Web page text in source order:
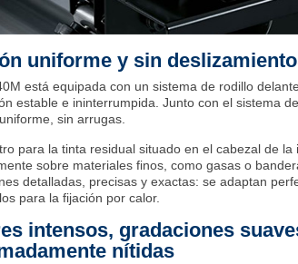
uniforme y sin
está equipada con un sistema de rodillo
estable e ininterrumpida. Junto con el sistema
sin arrugas.
para la tinta residual situado en el cabezal de la
sobre materiales finos, como gasas o
detalladas, precisas y exactas: se adaptan
para la fijación por calor.
intensos, gradaciones
nítidas